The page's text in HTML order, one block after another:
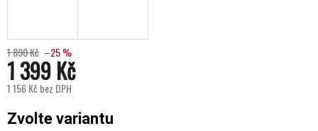
1 890 Kč –25 %
1 399 Kč
1 156 Kč bez DPH
Zvolte variantu